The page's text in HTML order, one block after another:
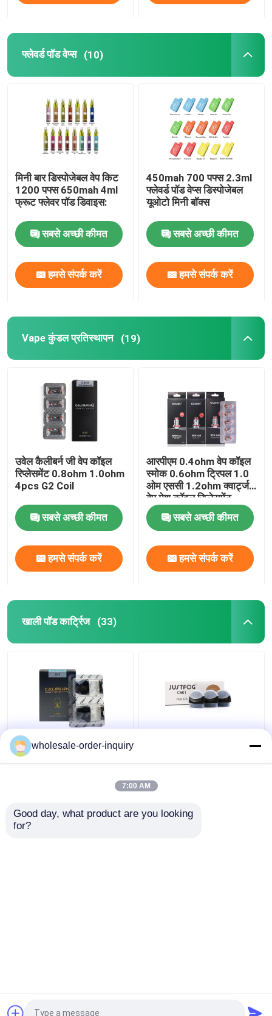
Vape Mods
Vape ड्रिप टिप्स
पाइरेक्स ग्लास ट्यूब
फ्लेवर्ड पॉड वेप्स (10)
मिनी बार डिस्पोजेबल वेप किट
1200 पफ्स 650mah 4ml
फ्रूट फ्लेवर पॉड डिवाइस:
सबसे अच्छी कीमत
हमसे संपर्क करें
450mah 700 पफ्स 2.3ml
फ्लेवर्ड पॉड वेप्स डिस्पोजेबल
यूओटो मिनी बॉक्स
सबसे अच्छी कीमत
हमसे संपर्क करें
Vape कुंडल प्रतिस्थापन (19)
उवेल कैलीबर्न जी वेप कॉइल
रिप्लेसमेंट 0.8ohm 1.0ohm
4pcs G2 Coil
सबसे अच्छी कीमत
हमसे संपर्क करें
आरपीएम 0.4ohm वेप कॉइल
स्मोक 0.6ohm ट्रिपल 1.0
ओम एससी 1.2ohm क्वार्ट्ज
वेप मेश कॉइल रिप्लेसमेंट
सबसे अच्छी कीमत
हमसे संपर्क करें
खाली पॉड कार्ट्रिज (33)
Uwell Caliburn G2 खाली
पॉड कार्ट्रिज 0.8 1.0
wholesale-order-inquiry
7:00 AM
Good day, what product are you looking
for?